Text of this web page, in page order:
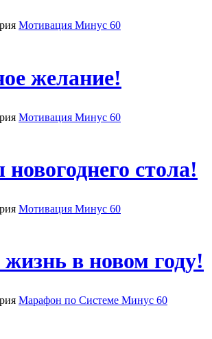
Мотивация Минус 60
желание!
Мотивация Минус 60
стола!
Мотивация Минус 60
в новом году!
Марафон по Системе Минус 60